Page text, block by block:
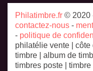
Philatimbre.fr © 2020
contactez-nous -
- politique de
philatélie vente |
timbre | album de
timbres poste |